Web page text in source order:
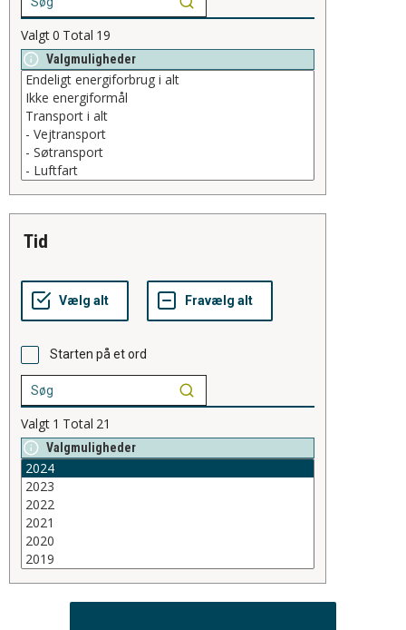
Valgt0 Total 19
Valgmuligheder
tid
Starten på et ord
Valgt 1 Total 21
Valgmuligheder